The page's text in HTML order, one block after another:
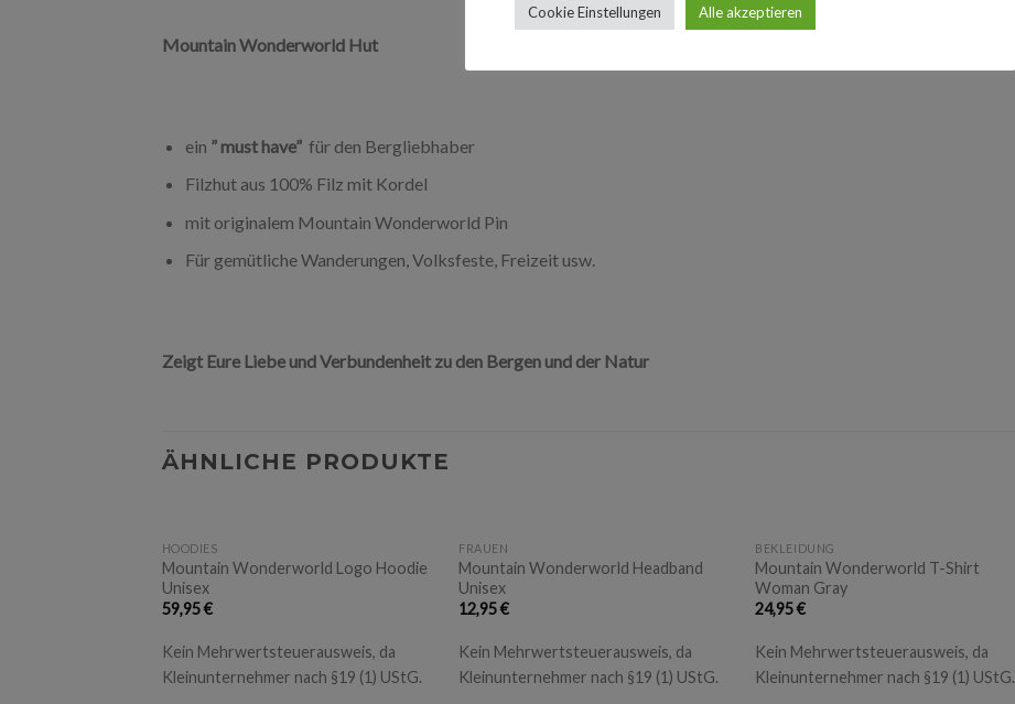
Mountain Wonderworld Hut
ein ” must have”für den Bergliebhaber
Filzhut aus 100% Filz mit Kordel
mit originalem Mountain Wonderworld Pin
Für gemütliche Wanderungen, Volksfeste, Freizeit usw.
Zeigt Eure Liebe und Verbundenheit zu den Bergen und der Natur
ÄHNLICHE PRODUKTE
HOODIES
Mountain Wonderworld Logo Hoodie
Unisex
59,95€
Kein Mehrwertsteuerausweis, da
Kleinunternehmer nach §19 (1) UStG.
FRAUEN
Mountain Wonderworld Headband
Unisex
12,95€
Kein Mehrwertsteuerausweis, da
Kleinunternehmer nach §19 (1) UStG.
BEKLEIDUNG
Mountain Wonderworld T-Shirt
Woman Gray
24,95€
Kein Mehrwertsteuerausweis, da
Kleinunternehmer nach §19 (1) UStG.
Cookie Einstellungen Alle akzeptieren